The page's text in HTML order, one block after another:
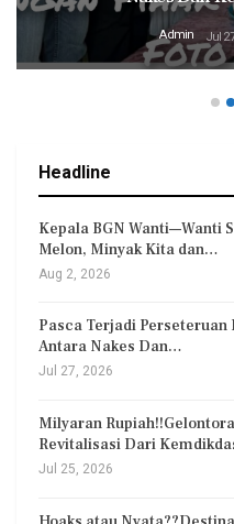
Admin Jul
Headline
Kepala BGN Wanti—Wanti
Melon, Minyak Kita dan…
Aug 2, 2026
Pasca Terjadi
Antara Nakes Dan…
Jul 27, 2026
Milyaran
Revitalisasi Dari
Jul 25, 2026